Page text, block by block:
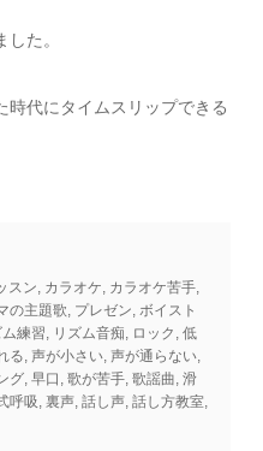
た。
時代にタイムスリップできる
スン, カラオケ, カラオケ苦手,
の主題歌, プレゼン,ボイスト
ム練習, リズム音痴, ロック ,低
る,声が小さい,声が通らない,
グ,早口 ,歌が苦手,歌謡曲,滑
呼吸,裏声,話し声,話し方教室,